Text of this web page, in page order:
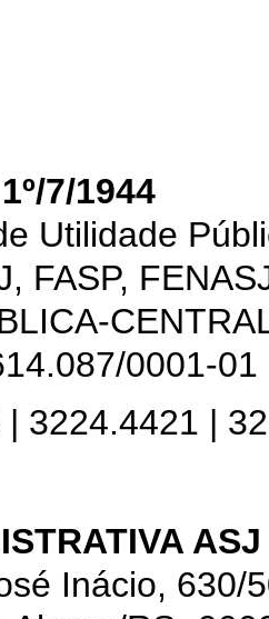
7/1944
Utilidade
FASP,
0001-01
3224.4421 |
ASJ
Inácio, 630/